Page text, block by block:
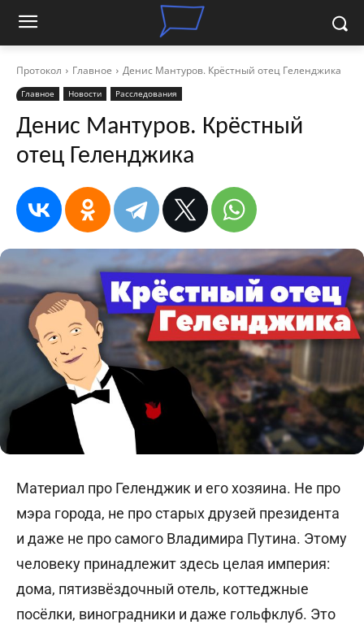
Протокол Главное Денис Мантуров. Крёстный отец Геленджика
Главное Новости Расследования
Денис Мантуров. Крёстный
отец Геленджика
Материал про Геленджик и его хозяина. Не про
мэра города, не про старых друзей президента
и даже не про самого Владимира Путина. Этому
человеку принадлежит здесь целая империя:
дома, пятизвёздочный отель, коттеджные
посёлки, виноградники и даже гольфклуб. Это